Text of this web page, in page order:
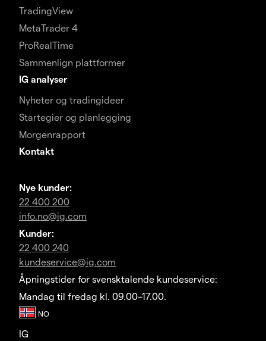
TradingView
MetaTrader 4
ProRealTime
Sammenlign plattformer
IG analyser
Nyheter og tradingideer
Startegier og planlegging
Morgenrapport
Kontakt
Nye kunder:
22 400 200
info.no@ig.com
Kunder:
22 400 240
kundeservice@ig.com
Åpningstider for svensktalende kundeservice:
Mandag til fredag kl. 09.00–17.00.
IG